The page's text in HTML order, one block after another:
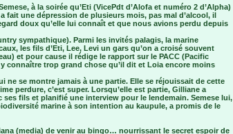
à la soirée qu’Eti (VicePdt d’Alofa et numéro 2 d’Alpha)
fait une dépression de plusieurs mois, pas mal d’alcool, il
doux qu’elle lui connaît et que nous avions perdu depuis
sympathique). Parmi les invités palagis, la marine
les fils d’Eti, Lee, Levi un gars qu’on a croisé souvent
et pour cause il rédige le rapport sur le PACC (Pacific
connaître trop grand chose qu’il dit et Loia encore moins
ne se montre jamais à une partie. Elle se réjouissait de cette
perdure, c’est super. Lorsqu’elle est partie, Gilliane a
fils et planifié une interview pour le lendemain. Semese lui,
marine à son intention au kaupule, a promis de le
(media) de venir au bingo… nourrissant le secret espoir de